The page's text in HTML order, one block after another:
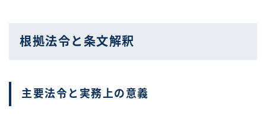
根拠法令と条文解釈
主要法令と実務上の意義